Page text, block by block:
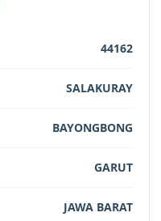
44162
SALAKURAY
BAYONGBONG
GARUT
JAWA BARAT